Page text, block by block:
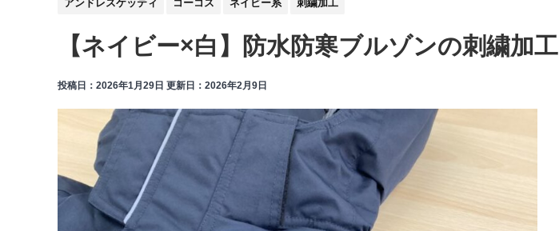
アンドレスケッティ コーコス ネイビー系 刺繍加工
【ネイビー×白】防水防寒ブルゾンの刺繍加工
投稿日：2026年1月29日 更新日： 2026年2月9日